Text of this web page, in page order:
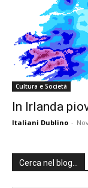
Cultura e Società
In Irlanda
Italiani Dublino -
Cerca nel blog…